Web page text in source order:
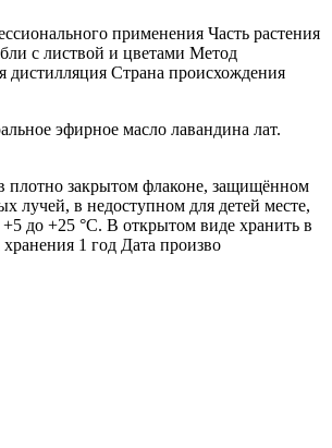
применения Часть растения
с листвой и цветами Метод
дистилляция Страна происхождения
эфирное масло лавандина лат.
плотно закрытом флаконе, защищённом
лучей, в недоступном для детей месте,
+5 до +25 °С. В открытом виде хранить в
1 год Дата произво